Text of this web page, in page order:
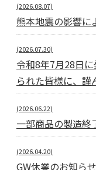
(2026.08.07)
熊本地震の影響に
(2026.07.30)
令和8年7月28日
られた皆様に、謹
(2026.06.22)
一部商品の製造終
(2026.04.20)
GW休業のお知らせ